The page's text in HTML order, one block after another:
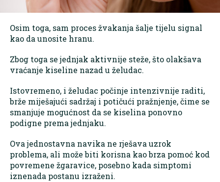
Osim toga, sam proces žvakanja šalje tijelu signal
kao da unosite hranu.
Zbog toga se jednjak aktivnije steže, što olakšava
vraćanje kiseline nazad u želudac.
Istovremeno, i želudac počinje intenzivnije raditi,
brže miješajući sadržaj i potičući pražnjenje, čime se
smanjuje mogućnost da se kiselina ponovno
podigne prema jednjaku.
Ova jednostavna navika ne rješava uzrok
problema, ali može biti korisna kao brza pomoć kod
povremene žgaravice, posebno kada simptomi
iznenada postanu izraženi.